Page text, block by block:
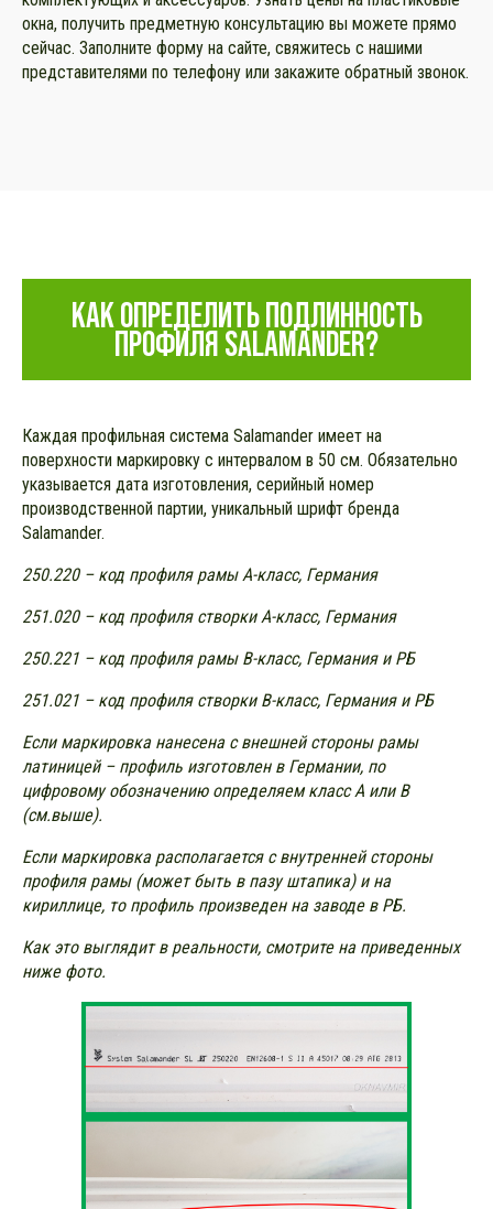
окна, получить предметную консультацию вы можете прямо
сейчас. Заполните форму на сайте, свяжитесь с нашими
представителями по телефону или закажите обратный звонок.
КАК ОПРЕДЕЛИТЬ ПОДЛИННОСТЬ
ПРОФИЛЯ SALAMANDER?
Каждая профильная система Salamander имеет на
поверхности маркировку с интервалом в 50 см. Обязательно
указывается дата изготовления, серийный номер
производственной партии, уникальный шрифт бренда
Salamander.
250.220 – код профиля рамы А-класс, Германия
251.020 – код профиля створки А-класс, Германия
250.221 – код профиля рамы В-класс, Германия и РБ
251.021 – код профиля створки В-класс, Германия и РБ
Если маркировка нанесена с внешней стороны рамы
латиницей – профиль изготовлен в Германии, по
цифровому обозначению определяем класс А или B
(см.выше).
Если маркировка располагается с внутренней стороны
профиля рамы (может быть в пазу штапика) и на
кириллице, то профиль произведен на заводе в РБ.
Как это выглядит в реальности, смотрите на приведенных
ниже фото.